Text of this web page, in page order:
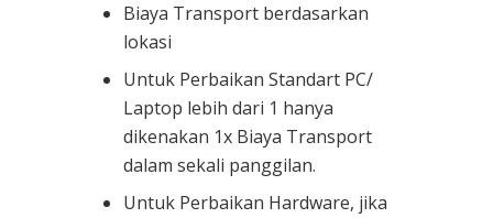
Biaya Transport berdasarkan
lokasi
Untuk Perbaikan Standart PC/
Laptop lebih dari 1 hanya
dikenakan 1x Biaya Transport
dalam sekali panggilan.
Untuk Perbaikan Hardware, jika